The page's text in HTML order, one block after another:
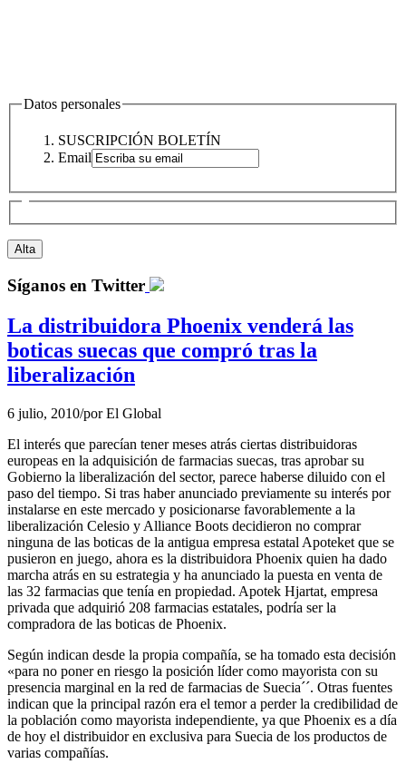
Datos personales
SUSCRIPCIÓN BOLETÍN
Email
Síganos en Twitter
La distribuidora Phoenix venderá las
boticas suecas que compró tras la
liberalización
6 julio, 2010/porEl Global
El interés que parecían tener meses atrás ciertas distribuidoras
europeas en la adquisición de farmacias suecas, tras aprobar su
Gobierno la liberalización del sector, parece haberse diluido con el
paso del tiempo. Si tras haber anunciado previamente su interés por
instalarse en este mercado y posicionarse favorablemente a la
liberalización Celesio y Alliance Boots decidieron no comprar
ninguna de las boticas de la antigua empresa estatal Apoteket que se
pusieron en juego, ahora es la distribuidora Phoenix quien ha dado
marcha atrás en su estrategia y ha anunciado la puesta en venta de
las 32 farmacias que tenía en propiedad. Apotek Hjartat, empresa
privada que adquirió 208 farmacias estatales, podría ser la
compradora de las boticas de Phoenix.
Según indican desde la propia compañía, se ha tomado esta decisión
«para no poner en riesgo la posición líder como mayorista con su
presencia marginal en la red de farmacias de Suecia´´. Otras fuentes
indican que la principal razón era el temor a perder la credibilidad de
la población como mayorista independiente, ya que Phoenix es a día
de hoy el distribuidor en exclusiva para Suecia de los productos de
varias compañías.